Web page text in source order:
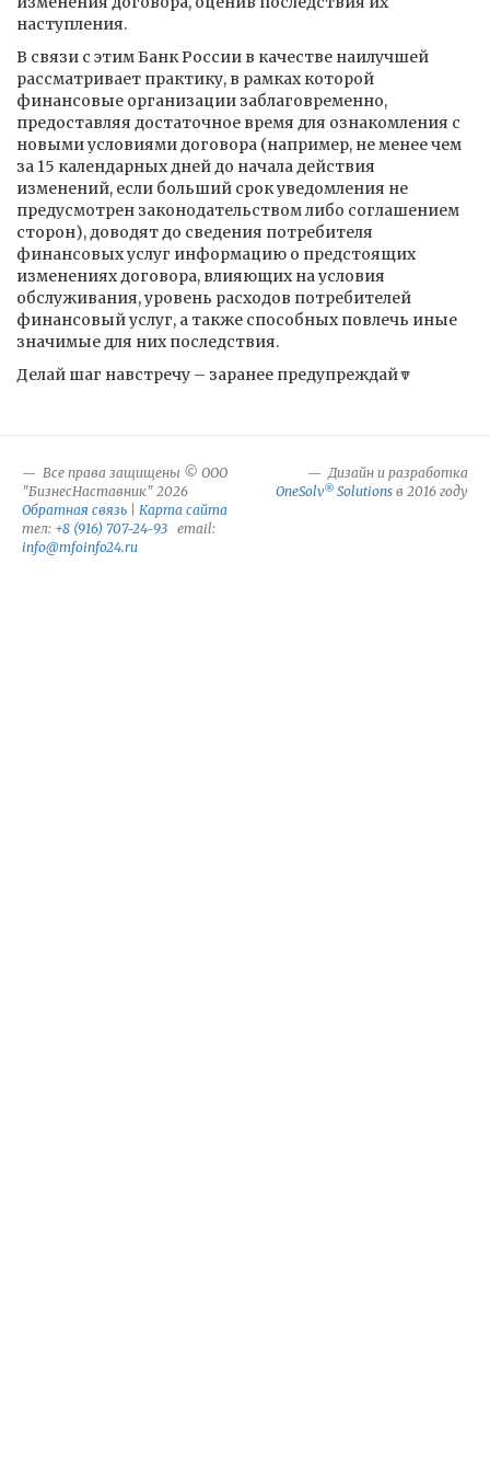
наступления.
В связи с этим Банк России в качестве наилучшей
рассматривает практику, в рамках которой
финансовые организации заблаговременно,
предоставляя достаточное время для ознакомления с
новыми условиями договора (например, не менее чем
за 15 календарных дней до начала действия
изменений, если больший срок уведомления не
предусмотрен законодательством либо соглашением
сторон), доводят до сведения потребителя
финансовых услуг информацию о предстоящих
изменениях договора, влияющих на условия
обслуживания, уровень расходов потребителей
финансовый услуг, а также способных повлечь иные
значимые для них последствия.
Делай шаг навстречу – заранее предупреждай🔽
Все права защищены © ООО
"БизнесНаставник" 2026
Обратная связь
Карта сайта
тел: +8 (916) 707-24-93 email:
info@mfoinfo24.ru
Дизайн и разработка
OneSolv® Solutions в 2016 году